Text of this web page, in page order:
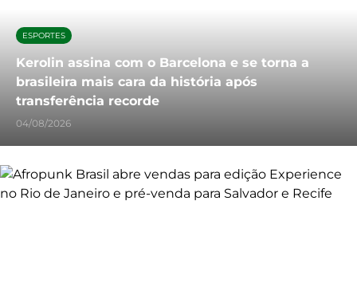
ESPORTES
Kerolin assina com o Barcelona e se torna a
brasileira mais cara da história após
transferência recorde
04/08/2026